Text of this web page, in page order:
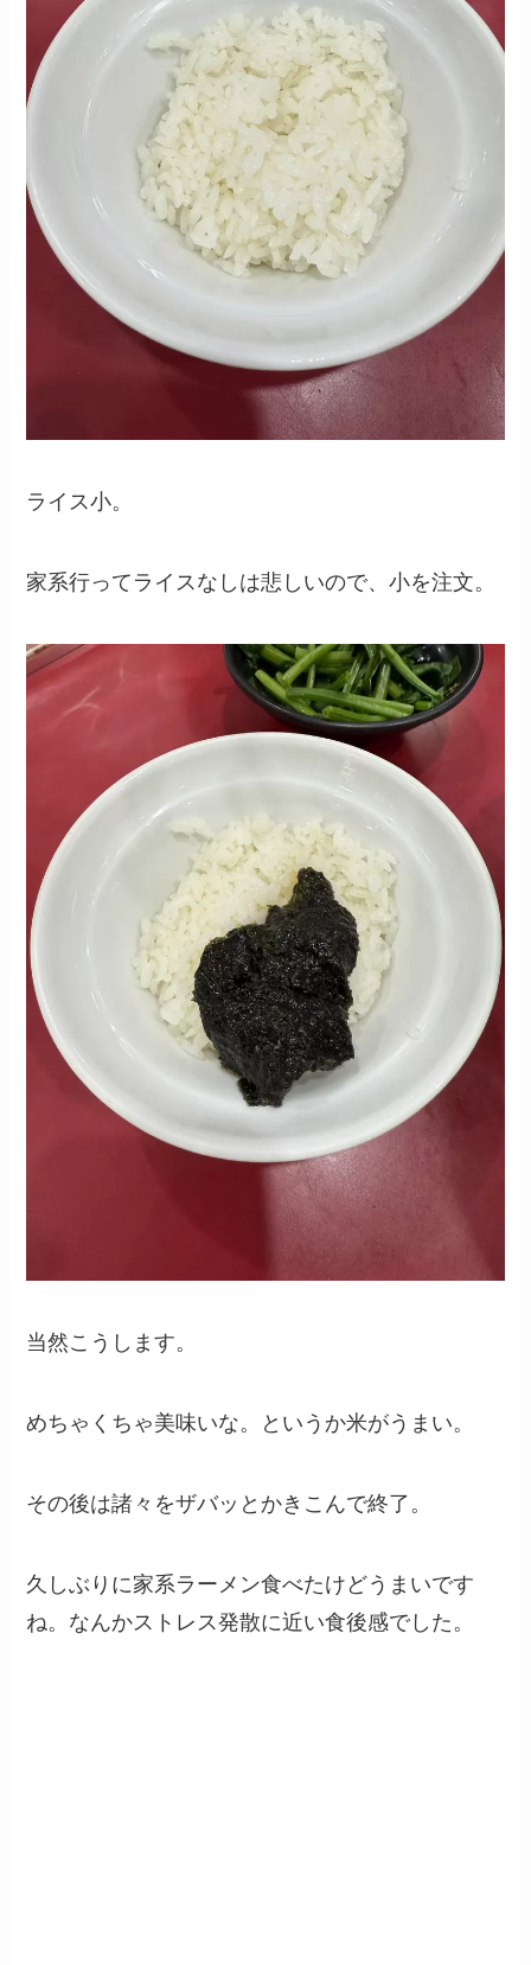
ライス小。
家系行ってライスなしは悲しいので、小を注文。
当然こうします。
めちゃくちゃ美味いな。というか米がうまい。
その後は諸々をザバッとかきこんで終了。
久しぶりに家系ラーメン食べたけどうまいです
ね。なんかストレス発散に近い食後感でした。